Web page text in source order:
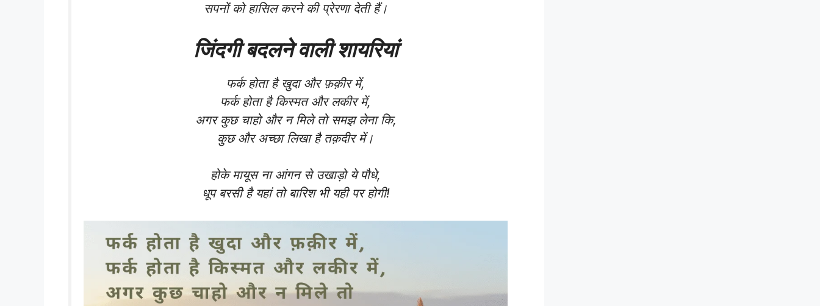
सपनों को हासिल करने की प्रेरणा देती हैं।
जिंदगी बदलने वाली शायरियां
फर्क होता है खुदा और फ़क़ीर में,
फर्क होता है किस्मत और लकीर में,
अगर कुछ चाहो और न मिले तो समझ लेना कि,
कुछ और अच्छा लिखा है तक़दीर में।
होके मायूस ना आंगन से उखाड़ो ये पौधे,
धूप बरसी है यहां तो बारिश भी यही पर होगी!